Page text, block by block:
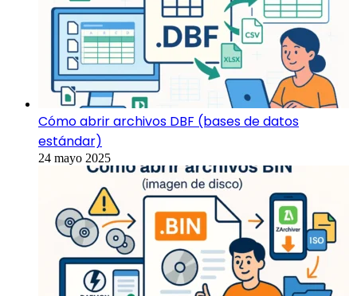
Cómo abrir archivos DBF (bases de datos
estándar)
24 mayo 2025